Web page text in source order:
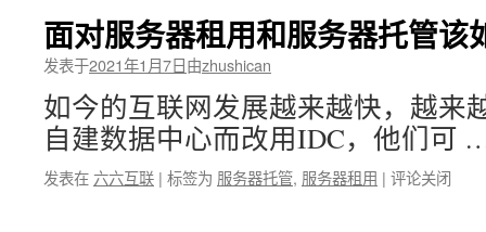
面对服务器租用和服务器托管该
发表于2021年1月7日由zhushican
如今的互联网发展越来越快，越来
自建数据中心而改用IDC，他们可
发表在六六互联 | 标签为 服务器托管, 服务器租用 | 评论关闭